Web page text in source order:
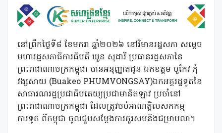
នៅព្រឹកថ្ងៃទី៨ ខែមករា ឆ្នាំ២០២៦ នៅវិមានរដ្ឋសភា សម្តេច
មហារដ្ឋសភាធិការធិបតី ឃួន សុដារី ប្រធានរដ្ឋសភានៃ
ព្រះរាជាណាចក្រកម្ពុជា បានអនុញ្ញាតជូន ឯកឧត្តម បួកែវ ភុំ
វង្សសាយ (Buakeo PHUMVONGSAY)ឯកអគ្គរដ្ឋទូតនៃ
សាធារណរដ្ឋប្រជាធិបតេយ្យប្រជាមានិតឡាវ ប្រចាំនៅ
ព្រះរាជាណាចក្រកម្ពុជា ដែលត្រូវចប់អាណត្តិបេសកកម្ម
ការទូត ពីកម្ពុជា ចូលជួបសម្តែងការគួរសមនិងជម្រាបលា។